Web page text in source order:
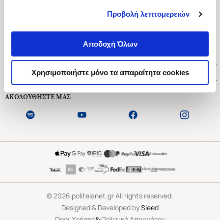
Προβολή λεπτομερειών
Αποδοχή Όλων
Χρησιμοποιήστε μόνο τα απαραίτητα cookies
Ασκληπιού 1-3, Αθήνα 106 79
Δευτέρα - Παρασκευή 09:00-21:00
Εξυπηρέτηση Πελατών
ΑΚΟΛΟΥΘΗΣΤΕ ΜΑΣ
©2026 politeianet.gr All rights reserved.
Designed & Developed bySleed